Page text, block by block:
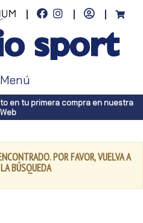
Menú
en tu primera compra en nuestra
Web
POR FAVOR, VUELVA A
BÚSQUEDA